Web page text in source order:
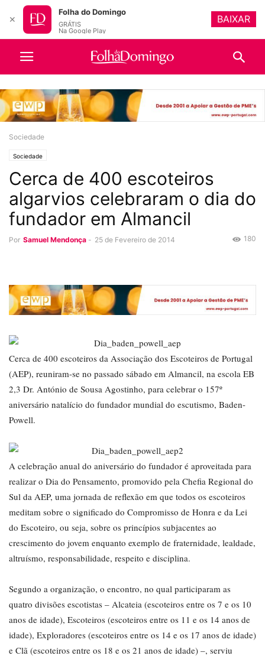
Sociedade
Sociedade
Cerca de 400 escoteiros
algarvios celebraram o dia do
fundador em Almancil
Por Samuel Mendonça - 25 de Fevereiro de 2014 180
Cerca de 400 escoteiros da Associação dos Escoteiros de Portugal
(AEP), reuniram-se no passado sábado em Almancil, na escola EB
2,3 Dr. António de Sousa Agostinho, para celebrar o 157º
aniversário natalício do fundador mundial do escutismo, Baden-
Powell.
A celebração anual do aniversário do fundador é aproveitada para
realizar o Dia do Pensamento, promovido pela Chefia Regional do
Sul da AEP, uma jornada de reflexão em que todos os escoteiros
meditam sobre o significado do Compromisso de Honra e da Lei
do Escoteiro, ou seja, sobre os princípios subjacentes ao
crescimento do jovem enquanto exemplo de fraternidade, lealdade,
altruísmo, responsabilidade, respeito e disciplina.
Segundo a organização, o encontro, no qual participaram as
quatro divisões escotistas – Alcateia (escoteiros entre os 7 e os 10
anos de idade), Escoteiros (escoteiros entre os 11 e os 14 anos de
idade), Exploradores (escoteiros entre os 14 e os 17 anos de idade)
e Clã (escoteiros entre os 18 e os 21 anos de idade) –, serviu
✕
Folha do Domingo
GRÁTIS
Na Google Play
BAIXAR